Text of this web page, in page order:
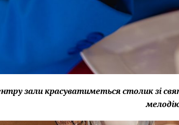
зали красуватиметься столик зі